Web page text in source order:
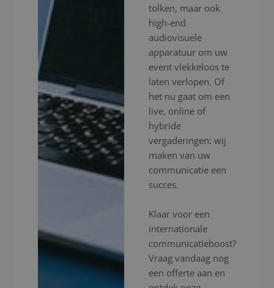
tolken, maar ook
high-end
audiovisuele
apparatuur om uw
event vlekkeloos te
laten verlopen. Of
het nu gaat om een
live, online of
hybride
vergaderingen: wij
maken van uw
communicatie een
succes.
Klaar voor een
internationale
communicatieboost?
Vraag vandaag nog
een offerte aan en